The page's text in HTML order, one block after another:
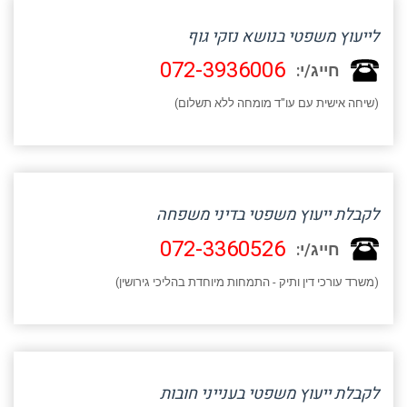
לייעוץ משפטי בנושא נזקי גוף
חייג/י: 072-3936006
(שיחה אישית עם עו"ד מומחה ללא תשלום)
לקבלת ייעוץ משפטי בדיני משפחה
חייג/י: 072-3360526
(משרד עורכי דין ותיק - התמחות מיוחדת בהליכי גירושין)
לקבלת ייעוץ משפטי בענייני חובות